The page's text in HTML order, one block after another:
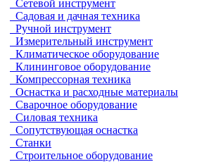
Сетевой инструмент
Садовая и дачная техника
Ручной инструмент
Измерительный инструмент
Климатическое оборудование
Клининговое оборудование
Компрессорная техника
Оснастка и расходные материалы
Сварочное оборудование
Силовая техника
Сопутствующая оснастка
Станки
Строительное оборудование